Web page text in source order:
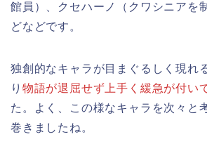
館員）、クセハーノ（クワシニアを
どなどです。
独創的なキャラが目まぐるしく現れ
り 物語が退屈せず上手く緩急が付い
た。よく、この様なキャラを次々と
巻きましたね。